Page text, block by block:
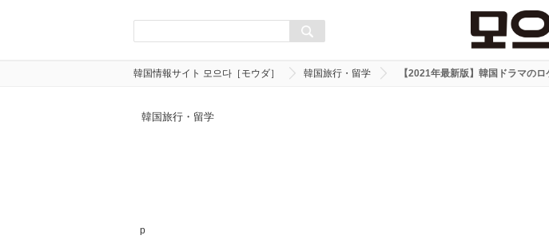
韓国情報サイト 모으다［モウダ］ 韓国旅行・留学 【2021年最新版】韓国ドラマの
韓国旅行・留学
p